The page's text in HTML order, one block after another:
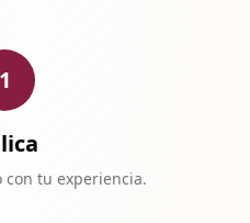
1
tu experiencia.